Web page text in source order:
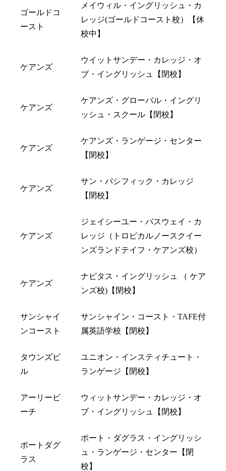
ゴールドコ
ースト
メイウィル・イングリッシュ・カ
レッジ(ゴールドコースト校）【休
校中】
ケアンズ
ウイットサンデー・カレッジ・オ
ブ・イングリッシュ【閉校】
ケアンズ
ケアンズ・グローバル・イングリ
ッシュ・スクール【閉校】
ケアンズ
ケアンズ・ランゲージ・センター
【閉校】
ケアンズ
サン・パシフィック・カレッジ
【閉校】
ケアンズ
ジェイシーユー・パスウェイ・カ
レッジ（トロピカルノースクイー
ンズランドテイフ・ケアンズ校）
ケアンズ
ナビタス・イングリッシュ （ ケア
ンズ校)【閉校】
サンシャイ
ンコースト
サンシャイン・コースト・TAFE付
属英語学校【閉校】
タウンズビ
ル
ユニオン・インスティチュート・
ランゲージ【閉校】
アーリービ
ーチ
ウィットサンデー・カレッジ・オ
ブ・イングリッシュ【閉校】
ポートダグ
ラス
ポート・ダグラス・イングリッシ
ュ・ランゲージ・センター【閉
校】